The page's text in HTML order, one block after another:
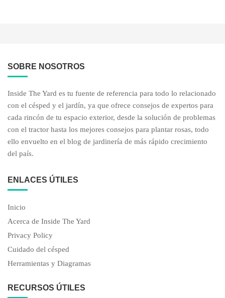
SOBRE NOSOTROS
Inside The Yard es tu fuente de referencia para todo lo relacionado
con el césped y el jardín, ya que ofrece consejos de expertos para
cada rincón de tu espacio exterior, desde la solución de problemas
con el tractor hasta los mejores consejos para plantar rosas, todo
ello envuelto en el blog de jardinería de más rápido crecimiento
del país.
ENLACES ÚTILES
Inicio
Acerca de Inside The Yard
Privacy Policy
Cuidado del césped
Herramientas y Diagramas
RECURSOS ÚTILES